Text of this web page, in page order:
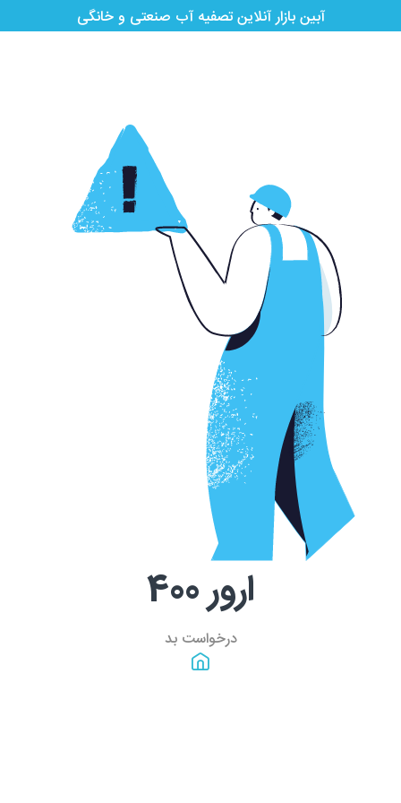
آبین بازار آنلاین تصفیه آب صنعتی و خانگی
ارور400
درخواست بد